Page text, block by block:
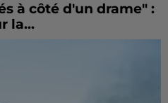
à côté d'un drame" :
la...